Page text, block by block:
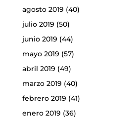
agosto 2019 (40)
julio 2019 (50)
junio 2019 (44)
mayo 2019 (57)
abril 2019 (49)
marzo 2019 (40)
febrero 2019 (41)
enero 2019 (36)